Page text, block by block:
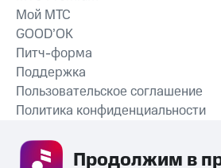
СКАЧАТЬ
Мой МТС
GOOD’OK
Питч-форма
Поддержка
Пользовательское соглашение
Политика конфиденциальности